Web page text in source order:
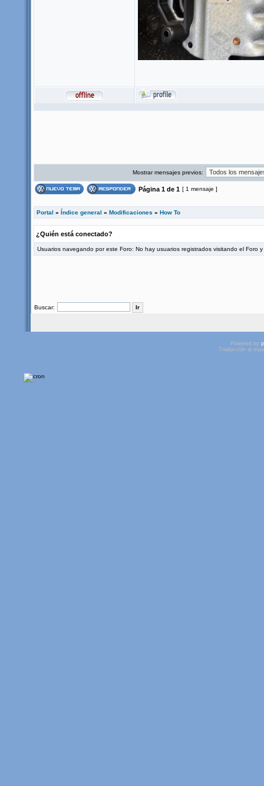
Mostrar mensajes previos:
Página 1 de 1 [ 1 mensaje ]
Portal » Índice general » Modificaciones » How To
¿Quién está conectado?
Usuarios navegando por este Foro: No hay usuarios registrados visitando el Foro
Buscar:
Powered by
Traducción al